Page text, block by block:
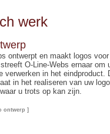
werk
ontwerpt en maakt logos
O-Line-Webs ernaar
verwerken in het eindproduct.
in het realiseren van uw
u trots op kan zijn.
ontwerp ]